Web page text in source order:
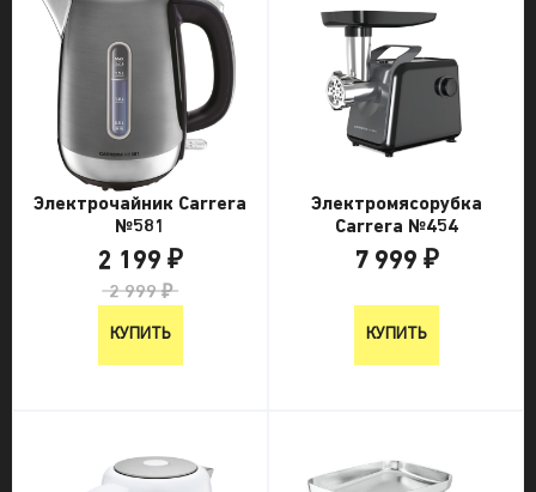
Электрочайник Carrera
№581
2 199 ₽
2 999 ₽
КУПИТЬ
Электромясорубка
Carrera №454
7 999 ₽
КУПИТЬ